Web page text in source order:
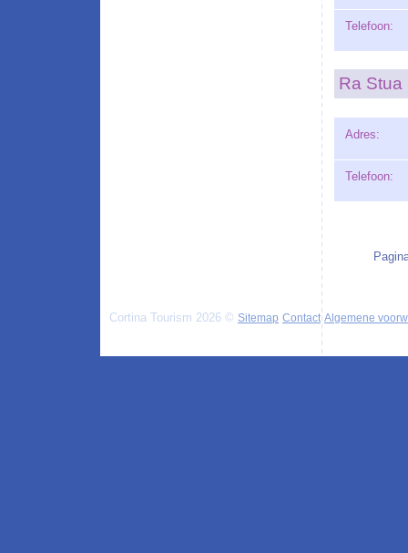
Telefoon:
Ra Stua
Adres:
Telefoon:
Cortina Tourism 2026 © Sitemap Contact Algemene